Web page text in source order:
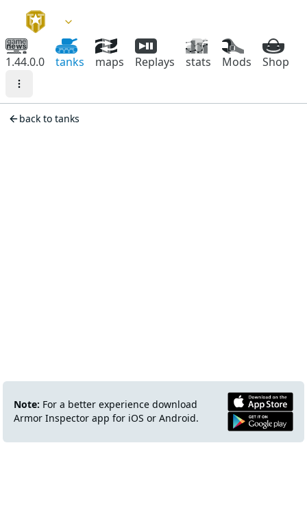
1.44.0.0 tanks maps Replays stats Mods Shop
back to tanks
Note: For a better experience download
Armor Inspector app for iOS or Android.